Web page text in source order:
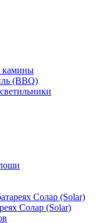
камины
(BBQ)
Солар (Solar)
Солар (Solar)